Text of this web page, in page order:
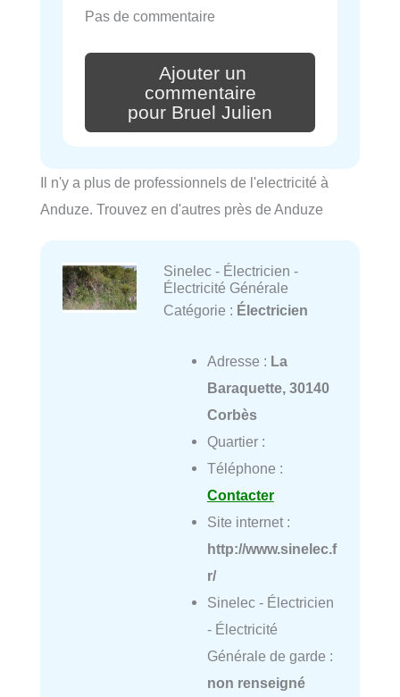
Pas de commentaire
Ajouter un
commentaire
pour Bruel Julien
Il n'y a plus de professionnels de l'electricité à
Anduze. Trouvez en d'autres près de Anduze
Sinelec - Électricien -
Électricité Générale
Catégorie : Électricien
Adresse : La
Baraquette, 30140
Corbès
Quartier :
Téléphone :
Contacter
Site internet :
http://www.sinelec.f
r/
Sinelec - Électricien
- Électricité
Générale de garde :
non renseigné